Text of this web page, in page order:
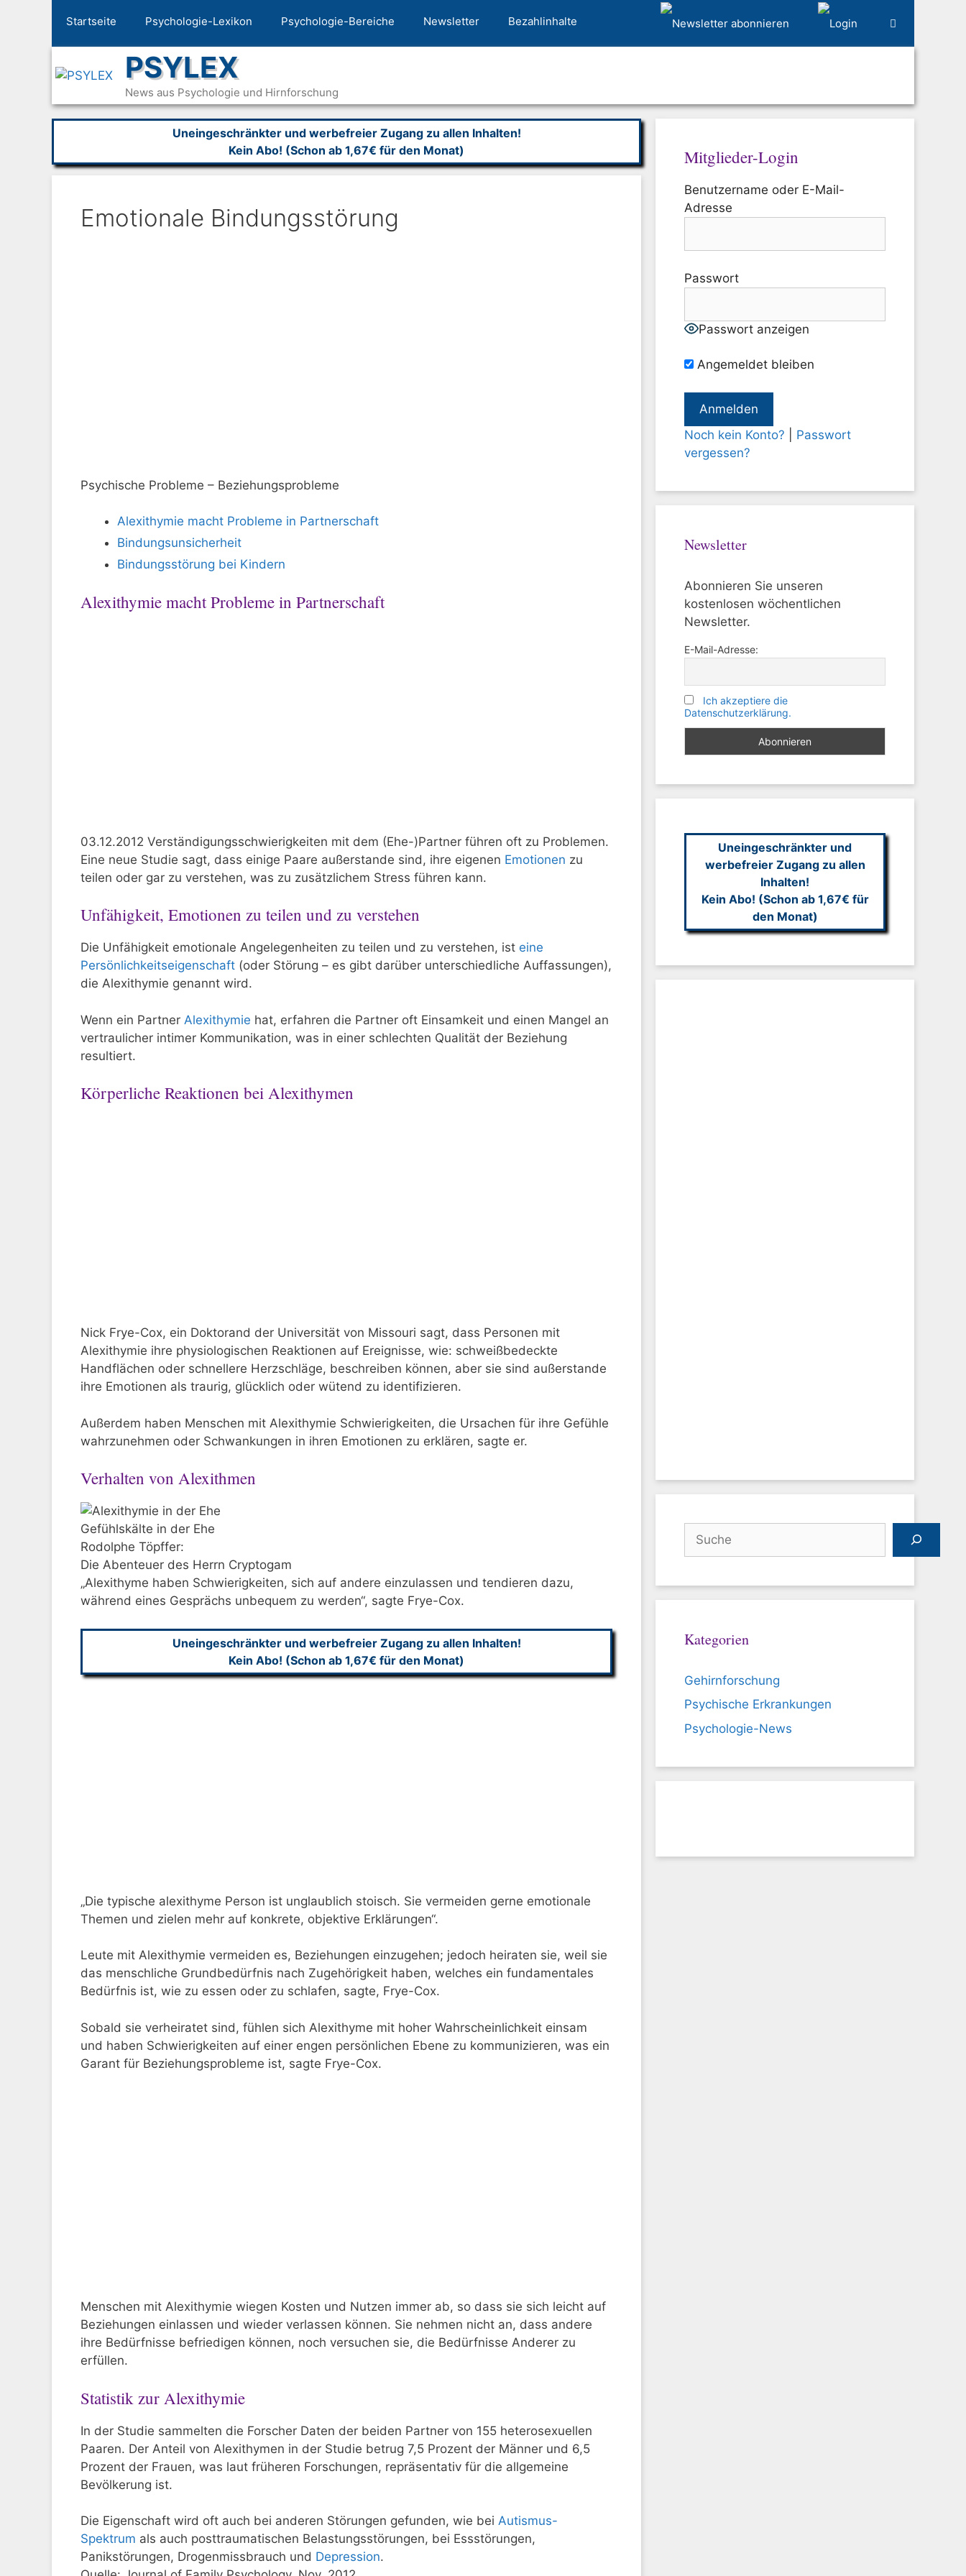
Startseite Psychologie-Lexikon Psychologie-Bereiche Newsletter Bezahlinhalte
PSYLEX
News aus Psychologie und Hirnforschung
Uneingeschränkter und werbefreier Zugang zu allen Inhalten!
Kein Abo! (Schon ab 1,67€ für den Monat)
Emotionale Bindungsstörung
Psychische Probleme – Beziehungsprobleme
Alexithymie macht Probleme in Partnerschaft
Bindungsunsicherheit
Bindungsstörung bei Kindern
Alexithymie macht Probleme in Partnerschaft
03.12.2012 Verständigungsschwierigkeiten mit dem (Ehe-)Partner führen oft zu Problemen.
Eine neue Studie sagt, dass einige Paare außerstande sind, ihre eigenen Emotionen zu
teilen oder gar zu verstehen, was zu zusätzlichem Stress führen kann.
Unfähigkeit, Emotionen zu teilen und zu verstehen
Die Unfähigkeit emotionale Angelegenheiten zu teilen und zu verstehen, ist eine
Persönlichkeitseigenschaft (oder Störung – es gibt darüber unterschiedliche Auffassungen),
die Alexithymie genannt wird.
Wenn ein Partner Alexithymie hat, erfahren die Partner oft Einsamkeit und einen Mangel an
vertraulicher intimer Kommunikation, was in einer schlechten Qualität der Beziehung
resultiert.
Körperliche Reaktionen bei Alexithymen
Nick Frye-Cox, ein Doktorand der Universität von Missouri sagt, dass Personen mit
Alexithymie ihre physiologischen Reaktionen auf Ereignisse, wie: schweißbedeckte
Handflächen oder schnellere Herzschläge, beschreiben können, aber sie sind außerstande
ihre Emotionen als traurig, glücklich oder wütend zu identifizieren.
Außerdem haben Menschen mit Alexithymie Schwierigkeiten, die Ursachen für ihre Gefühle
wahrzunehmen oder Schwankungen in ihren Emotionen zu erklären, sagte er.
Verhalten von Alexithmen
Gefühlskälte in der Ehe
Rodolphe Töpffer:
Die Abenteuer des Herrn Cryptogam
„Alexithyme haben Schwierigkeiten, sich auf andere einzulassen und tendieren dazu,
während eines Gesprächs unbequem zu werden“, sagte Frye-Cox.
Uneingeschränkter und werbefreier Zugang zu allen Inhalten!
Kein Abo! (Schon ab 1,67€ für den Monat)
„Die typische alexithyme Person ist unglaublich stoisch. Sie vermeiden gerne emotionale
Themen und zielen mehr auf konkrete, objektive Erklärungen“.
Leute mit Alexithymie vermeiden es, Beziehungen einzugehen; jedoch heiraten sie, weil sie
das menschliche Grundbedürfnis nach Zugehörigkeit haben, welches ein fundamentales
Bedürfnis ist, wie zu essen oder zu schlafen, sagte, Frye-Cox.
Sobald sie verheiratet sind, fühlen sich Alexithyme mit hoher Wahrscheinlichkeit einsam
und haben Schwierigkeiten auf einer engen persönlichen Ebene zu kommunizieren, was ein
Garant für Beziehungsprobleme ist, sagte Frye-Cox.
Menschen mit Alexithymie wiegen Kosten und Nutzen immer ab, so dass sie sich leicht auf
Beziehungen einlassen und wieder verlassen können. Sie nehmen nicht an, dass andere
ihre Bedürfnisse befriedigen können, noch versuchen sie, die Bedürfnisse Anderer zu
erfüllen.
Statistik zur Alexithymie
In der Studie sammelten die Forscher Daten der beiden Partner von 155 heterosexuellen
Paaren. Der Anteil von Alexithymen in der Studie betrug 7,5 Prozent der Männer und 6,5
Prozent der Frauen, was laut früheren Forschungen, repräsentativ für die allgemeine
Bevölkerung ist.
Die Eigenschaft wird oft auch bei anderen Störungen gefunden, wie bei Autismus-
Spektrum als auch posttraumatischen Belastungsstörungen, bei Essstörungen,
Panikstörungen, Drogenmissbrauch und Depression.
Mitglieder-Login
Benutzername oder E-Mail-
Adresse
Passwort
Passwort anzeigen
Angemeldet bleiben
Noch kein Konto?
Passwort
vergessen?
Newsletter
Abonnieren Sie unseren
kostenlosen wöchentlichen
Newsletter.
E-Mail-Adresse:
Ich akzeptiere die
Datenschutzerklärung.
Uneingeschränkter und
werbefreier Zugang zu allen
Inhalten!
Kein Abo! (Schon ab 1,67€ für
den Monat)
Kategorien
Gehirnforschung
Psychische Erkrankungen
Psychologie-News